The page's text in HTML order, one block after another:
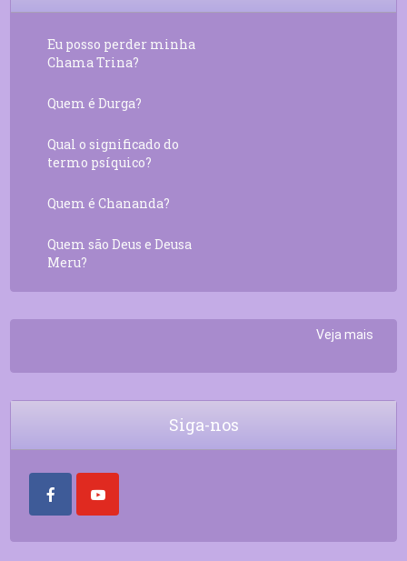
Eu posso perder minha
Chama Trina?
Quem é Durga?
Qual o significado do
termo psíquico?
Quem é Chananda?
Quem são Deus e Deusa
Meru?
Veja mais
Siga-nos